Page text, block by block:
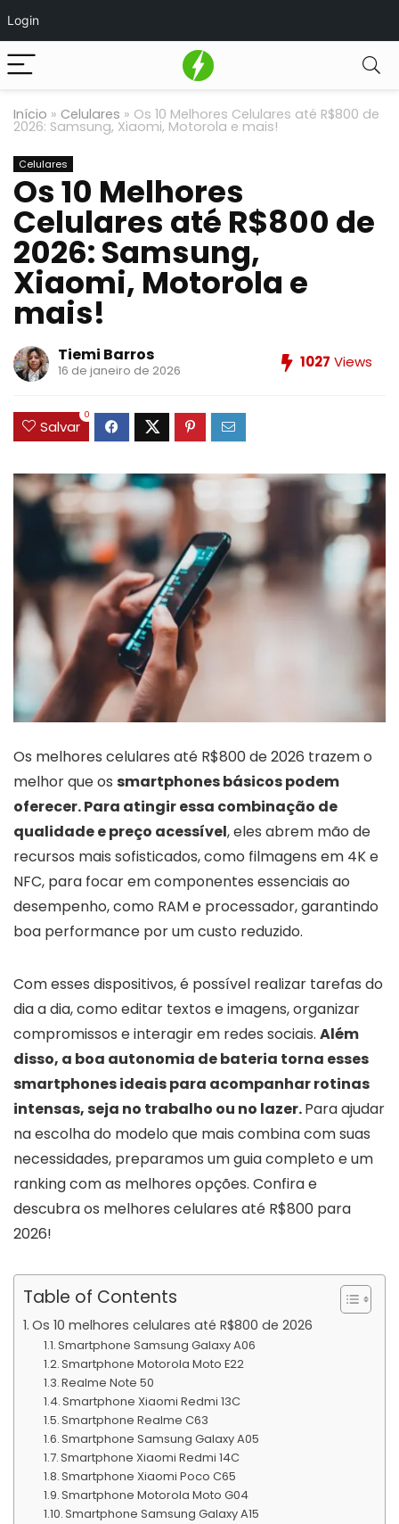
Login
Início » Celulares » Os 10 Melhores Celulares até R$800 de
2026: Samsung, Xiaomi, Motorola e mais!
Celulares
Os 10 Melhores
Celulares até R$800 de
2026: Samsung,
Xiaomi, Motorola e
mais!
Tiemi Barros
16 de janeiro de 2026 1027 Views
Salvar
0
Os melhores celulares até R$800 de 2026 trazem o
melhor que os smartphones básicos podem
oferecer. Para atingir essa combinação de
qualidade e preço acessível, eles abrem mão de
recursos mais sofisticados, como filmagens em 4K e
NFC, para focar em componentes essenciais ao
desempenho, como RAM e processador, garantindo
boa performance por um custo reduzido.
Com esses dispositivos, é possível realizar tarefas do
dia a dia, como editar textos e imagens, organizar
compromissos e interagir em redes sociais. Além
disso, a boa autonomia de bateria torna esses
smartphones ideais para acompanhar rotinas
intensas, seja no trabalho ou no lazer.Para ajudar
na escolha do modelo que mais combina com suas
necessidades, preparamos um guia completo e um
ranking com as melhores opções. Confira e
descubra os melhores celulares até R$800 para
2026!
Table of Contents
Os 10 melhores celulares até R$800 de 2026
Smartphone Samsung Galaxy A06
Smartphone Motorola Moto E22
Realme Note 50
Smartphone Xiaomi Redmi 13C
Smartphone Realme C63
Smartphone Samsung Galaxy A05
Smartphone Xiaomi Redmi 14C
Smartphone Xiaomi Poco C65
Smartphone Motorola Moto G04
Smartphone Samsung Galaxy A15